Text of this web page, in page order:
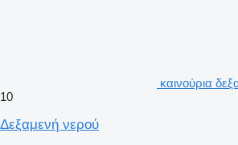
καινούρια
10
Δεξαμενή νερού